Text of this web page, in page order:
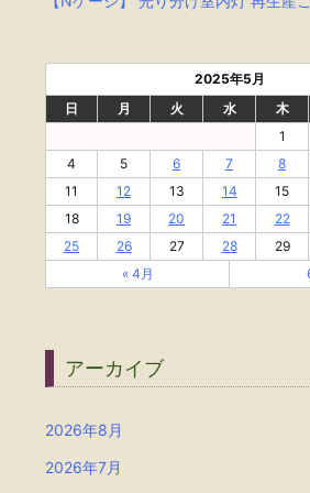
2025年5月
日
月 火 水 木
1
4
5 6 7 8
11
12 13 14 15
18
19 20 21 22
25
26 27 28 29
« 4月
アーカイブ
2026年8月
2026年7月